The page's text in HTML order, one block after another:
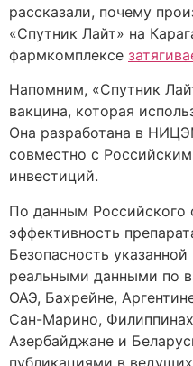
рассказали, почему
«Спутник Лайт» на
фармкомплексе
Напомним, «Спутник
вакцина, которая
Она разработана в
совместно с
инвестиций.
По данным Российского
эффективность
Безопасность
реальными данными по
ОАЭ, Бахрейне,
Сан-Марино,
Азербайджане и
публикациями в